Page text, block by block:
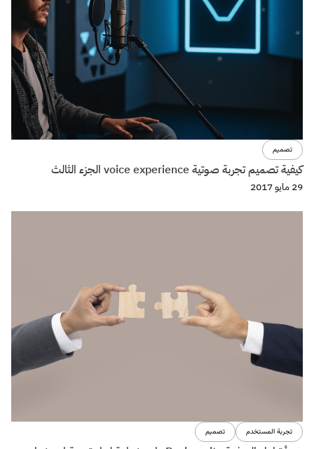
تصميم
كيفية تصميم تجربة صوتية voice experience الجزء الثالث
29 مايو 2017
تجربة المستخدم تصميم